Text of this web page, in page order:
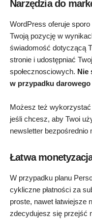
Narzędzia do
WordPress oferuje
Twoją pozycję w
świadomość dotyczącą
stronie i udostępniać
społecznosciowych. Nie
w przypadku
Możesz też
jeśli chcesz, aby Twoi
newsletter bezpośrednio
Łatwa
W przypadku planu
cykliczne płatności za
proste, nawet łatwiejsze
zdecydujesz się przejść